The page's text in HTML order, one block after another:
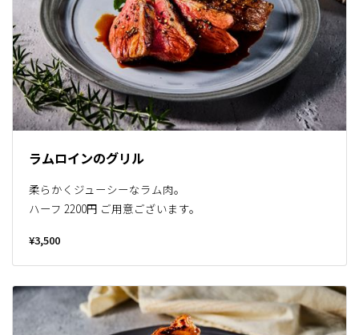
ラムロインのグリル
柔らかくジューシーなラム肉。
ハーフ 2200円 ご用意ございます。
¥3,500